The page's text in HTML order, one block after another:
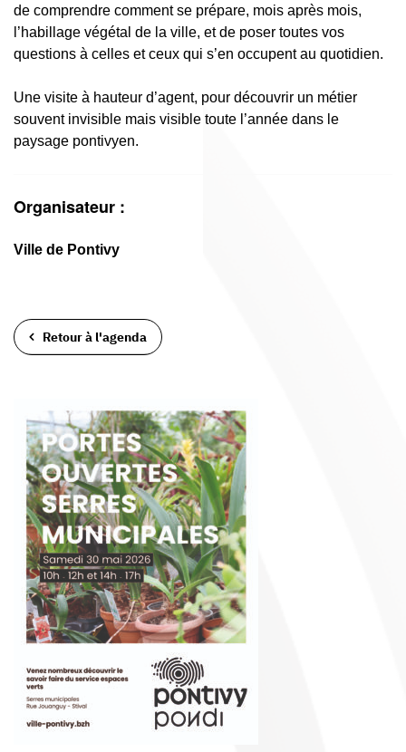
de comprendre comment se prépare, mois après mois,
l’habillage végétal de la ville, et de poser toutes vos
questions à celles et ceux qui s’en occupent au quotidien.
Une visite à hauteur d’agent, pour découvrir un métier
souvent invisible mais visible toute l’année dans le
paysage pontivyen.
Organisateur :
Ville de Pontivy
Retour à l'agenda